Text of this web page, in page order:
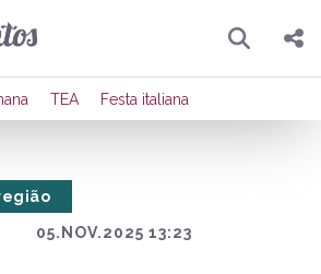
Pesquisar
Compartilhar
TEA Festa italiana
05.NOV.2025 13:23